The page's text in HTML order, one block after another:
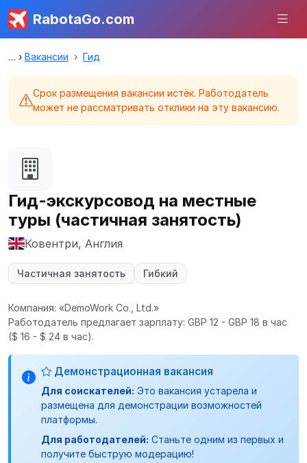
RabotaGo.com
Вакансии Гид
Срок размещения вакансии истёк. Работодатель
может не рассматривать отклики на эту вакансию.
Гид-экскурсовод на местные
туры (частичная занятость)
Ковентри, Англия
Частичная занятость Гибкий
Компания: «DemoWork Co., Ltd.»
Работодатель предлагает зарплату: GBP 12 - GBP 18 в час
($ 16 - $ 24 в час).
Демонстрационная вакансия
Для соискателей: Это вакансия устарела и
размещена для демонстрации возможностей
платформы.
Для работодателей: Станьте одним из первых и
получите быструю модерацию!